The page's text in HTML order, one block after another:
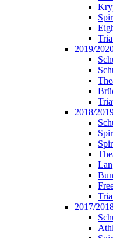
2019/
2018/
2017/